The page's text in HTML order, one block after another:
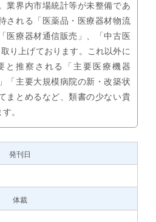
業界内市場統計等が未整備であ
される「医薬品・医療器材物流
医療器材通信販売」、「中古医
り上げております。これ以外に
と推察される「主要医療機器
「主要大規模病院の新・改築状
まとめるなど、類書の少ない貴
。
発刊日
体裁